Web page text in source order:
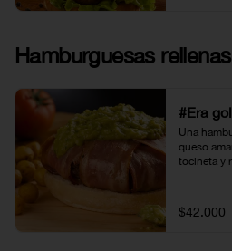
Hamburguesas rellenas
#Era
Una
queso
tocineta y
porque
$42.000